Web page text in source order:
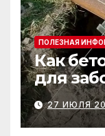
ПОЛЕЗНАЯ
Как
для
27 ИЮЛЯ